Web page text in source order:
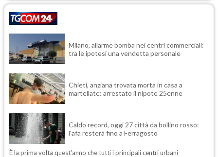
Milano, allarme bomba nei centri commerciali:
tra le ipotesi una vendetta personale
Chieti, anziana trovata morta in casa a
martellate: arrestato il nipote 25enne
Caldo record, oggi 27 città da bollino rosso:
l'afa resterà fino a Ferragosto
È la prima volta quest'anno che tutti i principali centri urbani